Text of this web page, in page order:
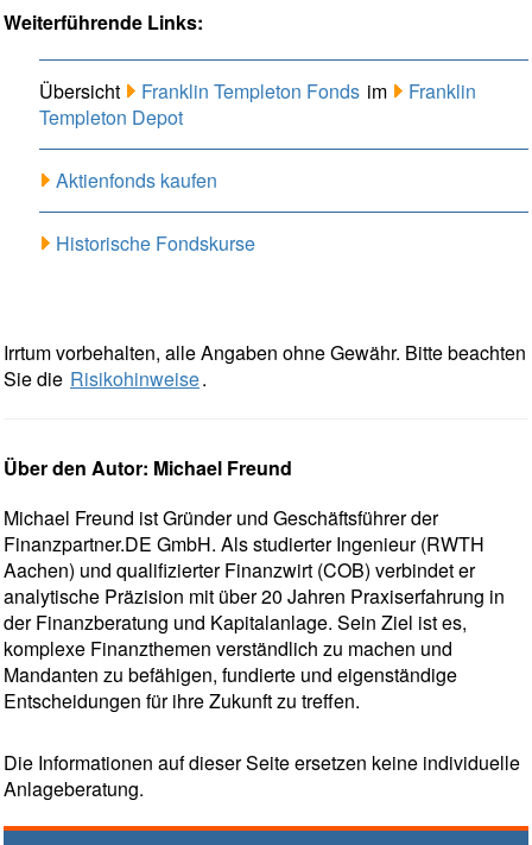
Weiterführende Links:
Übersicht Franklin Templeton Fonds im
Franklin
Templeton Depot
Aktienfonds kaufen
Historische Fondskurse
Irrtum vorbehalten, alle Angaben ohne Gewähr. Bitte beachten
Sie die Risikohinweise.
Über den Autor: Michael Freund
Michael Freund ist Gründer und Geschäftsführer der
Finanzpartner.DE GmbH. Als studierter Ingenieur (RWTH
Aachen) und qualifizierter Finanzwirt (COB) verbindet er
analytische Präzision mit über 20 Jahren Praxiserfahrung in
der Finanzberatung und Kapitalanlage. Sein Ziel ist es,
komplexe Finanzthemen verständlich zu machen und
Mandanten zu befähigen, fundierte und eigenständige
Entscheidungen für ihre Zukunft zu treffen.
Die Informationen auf dieser Seite ersetzen keine individuelle
Anlageberatung.